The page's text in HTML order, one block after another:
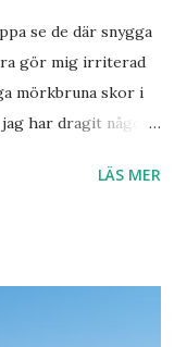
se de där snygga
gör mig irriterad
mörkbruna skor i
har dragit någon
ut klänningar som
LÄS MER